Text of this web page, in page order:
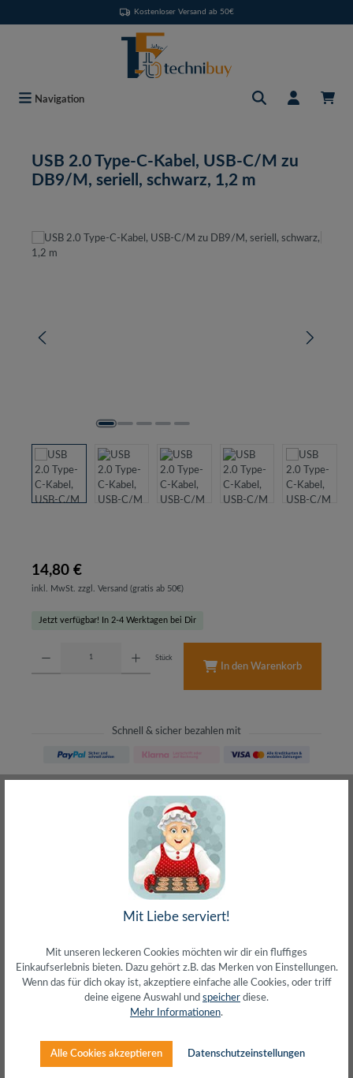
Kostenloser Versand ab 50€
Navigation
USB 2.0 Type-C-Kabel, USB-C/M zu
DB9/M, seriell, schwarz, 1,2 m
Bildergalerie überspringen
14,80 €
inkl. MwSt. zzgl. Versand (gratis ab 50€)
Jetzt verfügbar! In 2-4 Werktagen bei Dir
Stück
In den Warenkorb
Schnell & sicher bezahlen mit
meist direkt aus Waiblingen
30 Tage Rückgaberecht
ohne Risiko bestellen
– Frag den Profi!
kostenlos und persönlich
Über 20+ Jahre Erfahrung
wir wissen von was wir sprechen
die serielle Schnittstelle…
Mit Liebe serviert!
Mit unseren leckeren Cookies möchten wir dir ein fluffiges
Einkaufserlebnis bieten. Dazu gehört z.B. das Merken von Einstellungen.
Wenn das für dich okay ist, akzeptiere einfache alle Cookies, oder triff
deine eigene Auswahl und speicher diese.
Mehr Informationen.
Alle Cookies akzeptieren Datenschutzeinstellungen